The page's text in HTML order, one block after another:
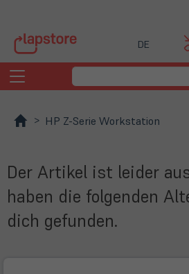
DE
Toggle
navigation
HP Z-Serie Workstation
Der Artikel ist leider
haben die folgenden
dich gefunden.